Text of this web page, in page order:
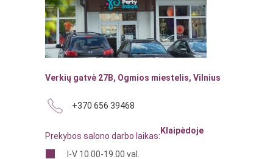
Verkių gatvė 27B, Ogmios miestelis, Vilnius
+370 656 39468
Prekybos salono darbo laikas:
I-V 10.00-19.00 val.
Klaipėdoje